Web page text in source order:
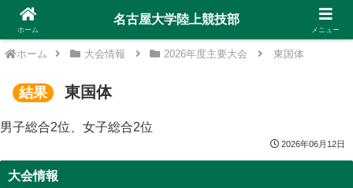
ホーム 大会情報 2026年度主要大会 東国体
結果 東国体
男子総合2位、女子総合2位
2026年06月12日
大会情報
ホーム
名古屋大学陸上競技部
メニュー